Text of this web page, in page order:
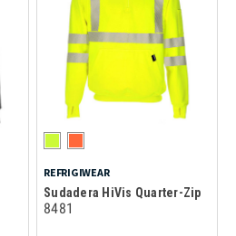
REFRIGIWEAR
Sudadera HiVis Quarter-Zip
8481